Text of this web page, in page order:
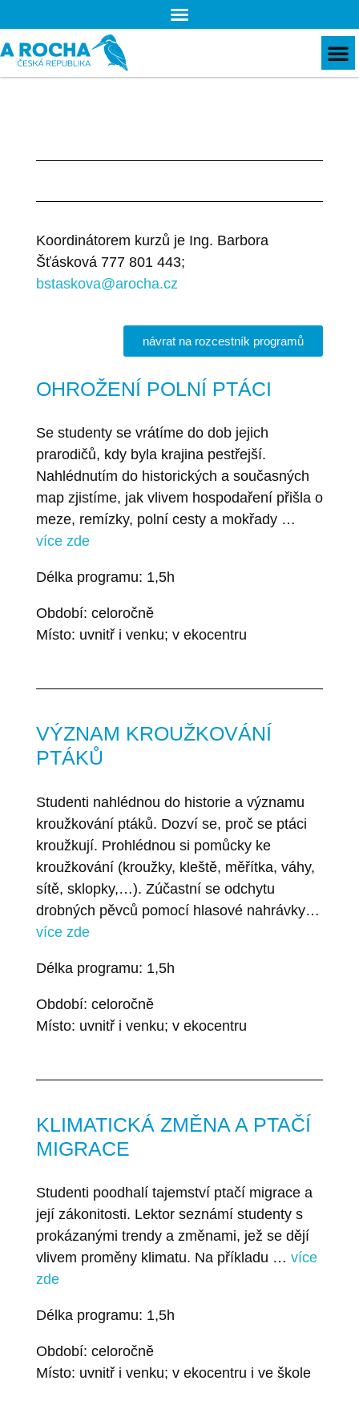
Koordinátorem kurzů je Ing. Barbora
Šťásková 777 801 443;
bstaskova@arocha.cz
návrat na rozcestník programů
OHROŽENÍ POLNÍ PTÁCI
Se studenty se vrátíme do dob jejich
prarodičů, kdy byla krajina pestřejší.
Nahlédnutím do historických a současných
map zjistíme, jak vlivem hospodaření přišla o
meze, remízky, polní cesty a mokřady …
více zde
Délka programu: 1,5h
Období: celoročně
Místo: uvnitř i venku; v ekocentru
VÝZNAM KROUŽKOVÁNÍ
PTÁKŮ
Studenti nahlédnou do historie a významu
kroužkování ptáků. Dozví se, proč se ptáci
kroužkují. Prohlédnou si pomůcky ke
kroužkování (kroužky, kleště, měřítka, váhy,
sítě, sklopky,…). Zúčastní se odchytu
drobných pěvců pomocí hlasové nahrávky…
více zde
Délka programu: 1,5h
Období: celoročně
Místo: uvnitř i venku; v ekocentru
KLIMATICKÁ ZMĚNA A PTAČÍ
MIGRACE
Studenti poodhalí tajemství ptačí migrace a
její zákonitosti. Lektor seznámí studenty s
prokázanými trendy a změnami, jež se dějí
vlivem proměny klimatu. Na příkladu … více
zde
Délka programu: 1,5h
Období: celoročně
Místo: uvnitř i venku; v ekocentru i ve škole